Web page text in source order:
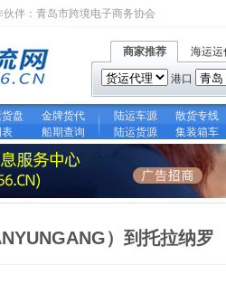
伴： 青岛市跨境电子商务协会
商家推荐 海运运
港口
盘 金牌货代 陆运车源
散货专线
表 船期查询 陆运货源 集装箱车
）到托拉纳罗